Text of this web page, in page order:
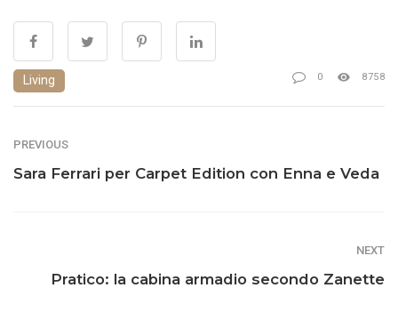
Living 0 8758
PREVIOUS
Sara Ferrari per Carpet Edition con Enna e Veda
NEXT
Pratico: la cabina armadio secondo Zanette